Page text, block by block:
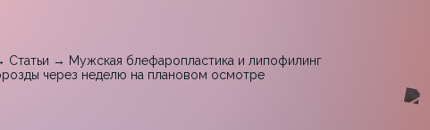
Статьи → Мужская блефаропластика и липофилинг
через неделю на плановом осмотре